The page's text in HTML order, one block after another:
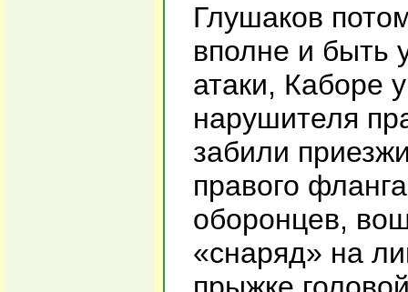
Глушаков
вполне и быть
атаки, Каборе
нарушителя
забили
правого
оборонцев,
«снаряд» на